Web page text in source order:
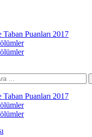
Puanları 2017
Puanları 2017